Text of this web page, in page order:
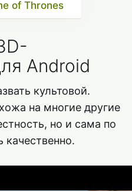
of Thrones
Android
культовой.
на многие другие
но и сама по
качественно.